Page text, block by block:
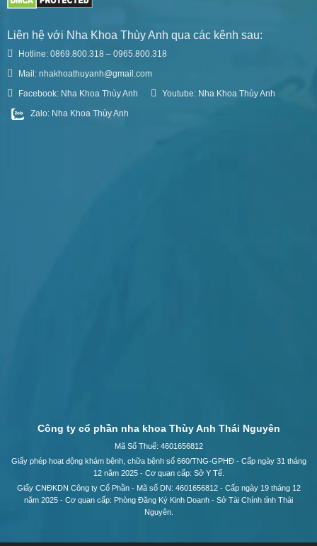
Liên hệ với Nha Khoa Thùy Anh qua các kênh sau:
Hotline: 0869.800.318 – 0965.800.318
Mail: nhakhoathuyanh@gmail.com
Facebook: Nha Khoa Thùy Anh
Youtube: Nha Khoa Thùy Anh
Zalo: Nha Khoa Thùy Anh
Công ty cổ phần nha khoa Thùy Anh Thái Nguyên
Mã Số Thuế: 4601656812
Giấy phép hoạt động khám bệnh, chữa bệnh số 660/TNG-GPHĐ - Cấp ngày 31 tháng
12 năm 2025 - Cơ quan cấp: Sở Y Tế.
Giấy CNĐKDN Công ty Cổ Phần - Mã số DN: 4601656812 - Cấp ngày 19 tháng 12
năm 2025 - Cơ quan cấp: Phòng Đăng Ký Kinh Doanh - Sở Tài Chính tỉnh Thái
Nguyên.